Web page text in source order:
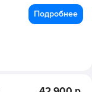
Подробнее